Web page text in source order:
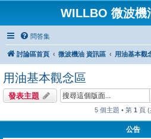
WILLBO 微波機
問答集
討論區首頁 微波機油 資訊區 用油基本觀
用油基本觀念區
發表主題
5 個主題 • 第 1 頁 (
公告